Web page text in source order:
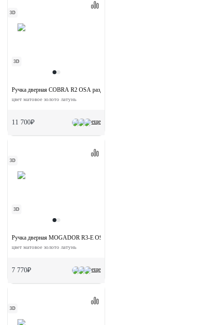
3D
3D
еще
Ручка дверная COBRA R2 OSA раздельная на круглой розетке
цвет матовое золото латунь
11 700₽
3D
3D
еще
Ручка дверная MOGADOR R3-E OSA на круглой розетке
цвет матовое золото латунь
7 770₽
3D